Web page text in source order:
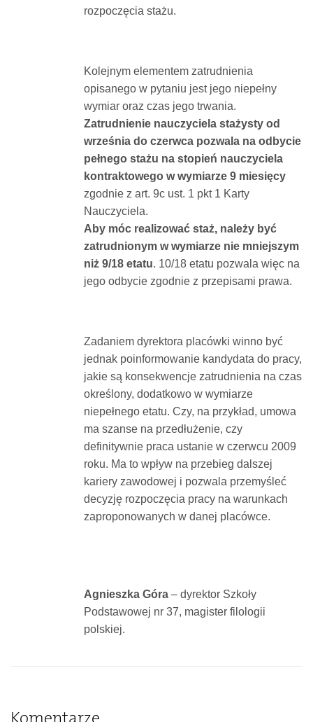
rozpoczęcia stażu.
Kolejnym elementem zatrudnienia
opisanego w pytaniu jest jego niepełny
wymiar oraz czas jego trwania.
Zatrudnienie nauczyciela stażysty od
września do czerwca pozwala na odbycie
pełnego stażu na stopień nauczyciela
kontraktowego w wymiarze 9 miesięcy
zgodnie z art. 9c ust. 1 pkt 1 Karty
Nauczyciela.
Aby móc realizować staż, należy być
zatrudnionym w wymiarze nie mniejszym
niż 9/18 etatu. 10/18 etatu pozwala więc na
jego odbycie zgodnie z przepisami prawa.
Zadaniem dyrektora placówki winno być
jednak poinformowanie kandydata do pracy,
jakie są konsekwencje zatrudnienia na czas
określony, dodatkowo w wymiarze
niepełnego etatu. Czy, na przykład, umowa
ma szanse na przedłużenie, czy
definitywnie praca ustanie w czerwcu 2009
roku. Ma to wpływ na przebieg dalszej
kariery zawodowej i pozwala przemyśleć
decyzję rozpoczęcia pracy na warunkach
zaproponowanych w danej placówce.
Agnieszka Góra– dyrektor Szkoły
Podstawowej nr 37, magister filologii
polskiej.